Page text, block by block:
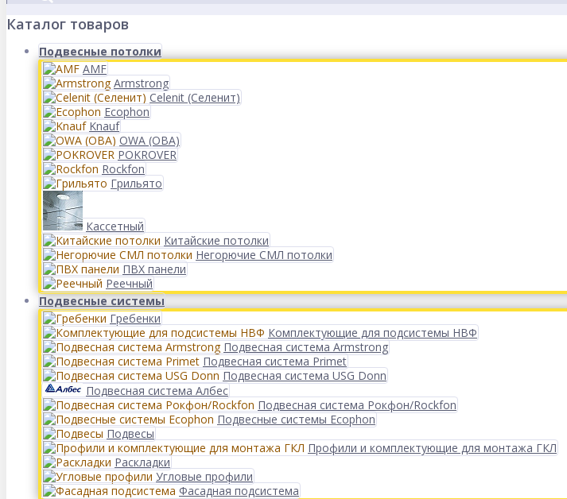
Каталог товаров
Подвесные потолки
AMF
Armstrong
Celenit (Селенит)
Ecophon
Knauf
OWA (ОВА)
POKROVER
Rockfon
Грильято
Кассетный
Китайские потолки
Негорючие СМЛ потолки
ПВХ панели
Реечный
Подвесные системы
Гребенки
Комплектующие для подсистемы НВФ
Подвесная система Armstrong
Подвесная система Primet
Подвесная система USG Donn
Подвесная система Албес
Подвесная система Рокфон/Rockfon
Подвесные системы Ecophon
Подвесы
Профили и комплектующие для монтажа ГКЛ
Раскладки
Угловые профили
Фасадная подсистема